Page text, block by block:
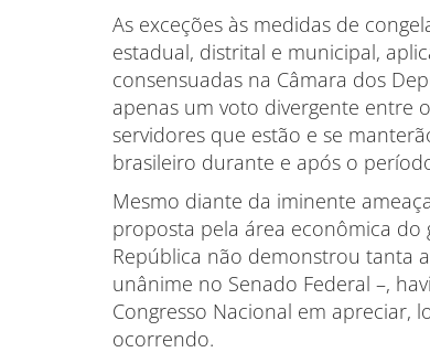
As exceções às medidas de
estadual, distrital e municipal,
consensuadas na Câmara dos
apenas um voto divergente entre
servidores que estão e se
brasileiro durante e após o
Mesmo diante da iminente
proposta pela área econômica do
República não demonstrou tanta
unânime no Senado Federal –,
Congresso Nacional em apreciar,
ocorrendo.